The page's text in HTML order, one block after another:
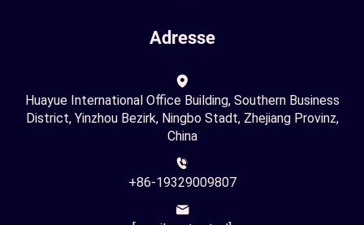
Adresse
Huayue International Office Building, Southern Business
District, Yinzhou Bezirk, Ningbo Stadt, Zhejiang Provinz,
China
+86-19329009807